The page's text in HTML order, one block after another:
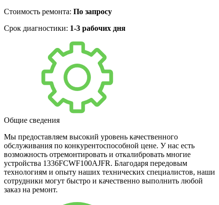
Стоимость ремонта: По запросу
Срок диагностики: 1-3 рабочих дня
Общие сведения
Мы предоставляем высокий уровень качественного
обслуживания по конкурентоспособной цене. У нас есть
возможность отремонтировать и откалибровать многие
устройства 1336FCWF100AJFR. Благодаря передовым
технологиям и опыту наших технических специалистов, наши
сотрудники могут быстро и качественно выполнить любой
заказ на ремонт.